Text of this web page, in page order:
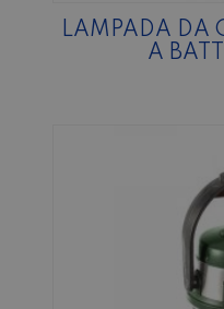
LAMPADA DA
A